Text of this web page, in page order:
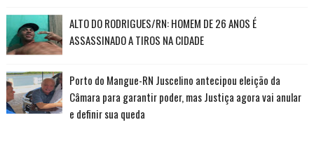
ALTO DO RODRIGUES/RN: HOMEM DE 26 ANOS É
ASSASSINADO A TIROS NA CIDADE
Porto do Mangue-RN Juscelino antecipou eleição da
Câmara para garantir poder, mas Justiça agora vai anular
e definir sua queda